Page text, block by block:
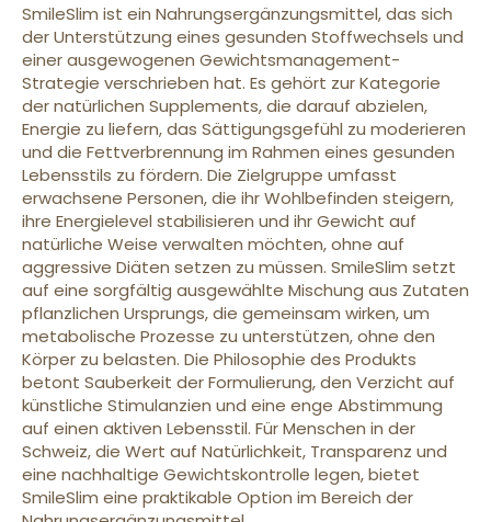
SmileSlim ist ein Nahrungsergänzungsmittel, das sich
der Unterstützung eines gesunden Stoffwechsels und
einer ausgewogenen Gewichtsmanagement-
Strategie verschrieben hat. Es gehört zur Kategorie
der natürlichen Supplements, die darauf abzielen,
Energie zu liefern, das Sättigungsgefühl zu moderieren
und die Fettverbrennung im Rahmen eines gesunden
Lebensstils zu fördern. Die Zielgruppe umfasst
erwachsene Personen, die ihr Wohlbefinden steigern,
ihre Energielevel stabilisieren und ihr Gewicht auf
natürliche Weise verwalten möchten, ohne auf
aggressive Diäten setzen zu müssen. SmileSlim setzt
auf eine sorgfältig ausgewählte Mischung aus Zutaten
pflanzlichen Ursprungs, die gemeinsam wirken, um
metabolische Prozesse zu unterstützen, ohne den
Körper zu belasten. Die Philosophie des Produkts
betont Sauberkeit der Formulierung, den Verzicht auf
künstliche Stimulanzien und eine enge Abstimmung
auf einen aktiven Lebensstil. Für Menschen in der
Schweiz, die Wert auf Natürlichkeit, Transparenz und
eine nachhaltige Gewichtskontrolle legen, bietet
SmileSlim eine praktikable Option im Bereich der